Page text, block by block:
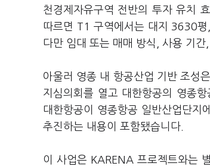
천경제자유구역 전반의 투자 유치
따르면 T1 구역에서는 대지 3630
다만 임대 또는 매매 방식, 사용 기
아울러 영종 내 항공산업 기반 조성
지심의회를 열고 대한항공의 영종
대한항공이 영종항공 일반산업단지
추진하는 내용이 포함됐습니다.
이 사업은 KARENA 프로젝트와는